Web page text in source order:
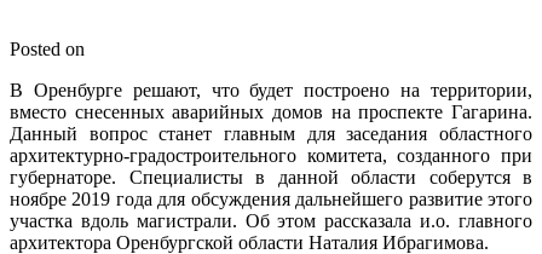
Posted on
В Оренбурге решают, что будет построено на территории,
вместо снесенных аварийных домов на проспекте Гагарина.
Данный вопрос станет главным для заседания областного
архитектурно-градостроительного комитета, созданного при
губернаторе. Специалисты в данной области соберутся в
ноябре 2019 года для обсуждения дальнейшего развитие этого
участка вдоль магистрали. Об этом рассказала и.о. главного
архитектора Оренбургской области Наталия Ибрагимова.